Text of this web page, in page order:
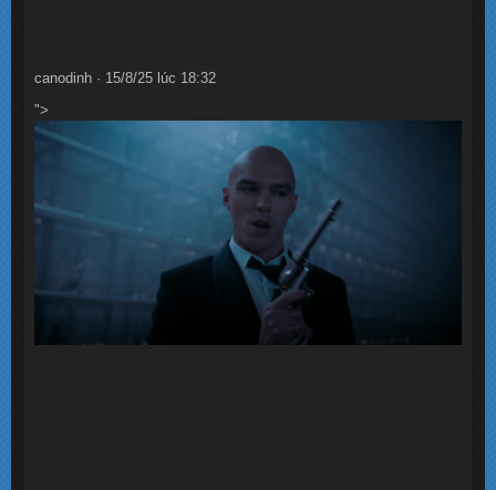
canodinh · 15/8/25 lúc 18:32
">